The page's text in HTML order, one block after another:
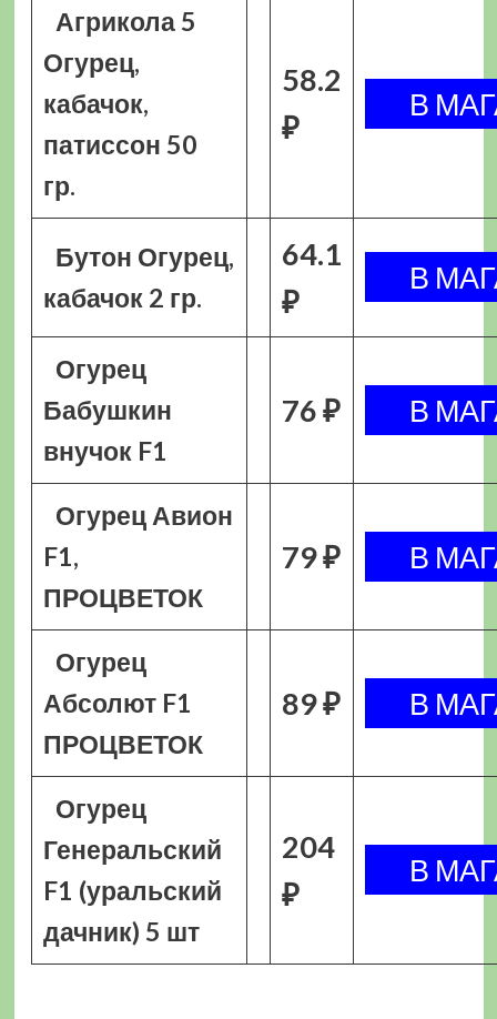
Агрикола 5
Огурец,
кабачок,
патиссон 50
гр.
58.2
₽
Бутон Огурец,
кабачок 2 гр.
64.1
₽
Огурец
Бабушкин
внучок F1
76 ₽
Огурец Авион
F1,
ПРОЦВЕТОК
79 ₽
Огурец
Абсолют F1
ПРОЦВЕТОК
89 ₽
Огурец
Генеральский
F1 (уральский
дачник) 5 шт
204
₽